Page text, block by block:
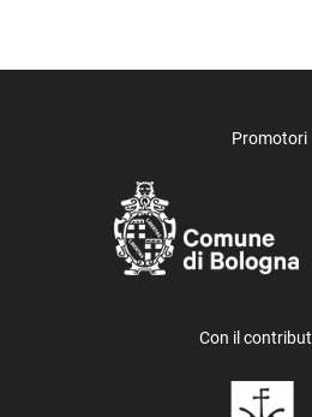
Promotori
Con il